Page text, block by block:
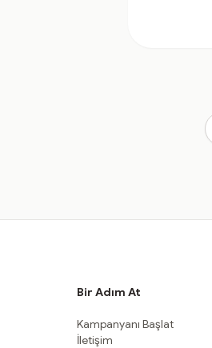
Bir Adım At
Kampanyanı Başlat
İletişim